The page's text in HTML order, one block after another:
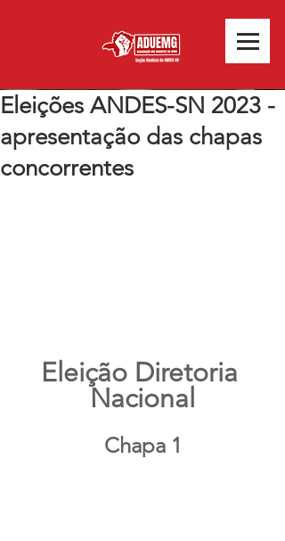
Eleições ANDES-SN 2023 -
apresentação das chapas
concorrentes
Eleição Diretoria
Nacional
Chapa 1